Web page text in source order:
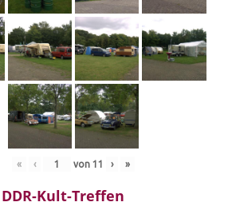
« ‹ von 11 › »
Kult-Treffen